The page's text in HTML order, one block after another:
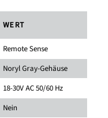
WERT
Remote Sense
Noryl Gray-Gehäuse
18-30V AC 50/60 Hz
Nein